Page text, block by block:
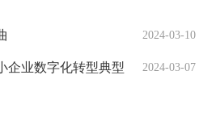
2024-03-10
2024-03-07
企业数字化转型典型